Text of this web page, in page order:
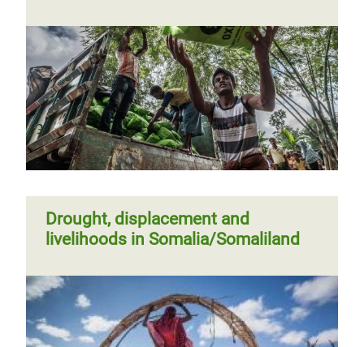
Drought, displacement and
livelihoods in Somalia/Somaliland